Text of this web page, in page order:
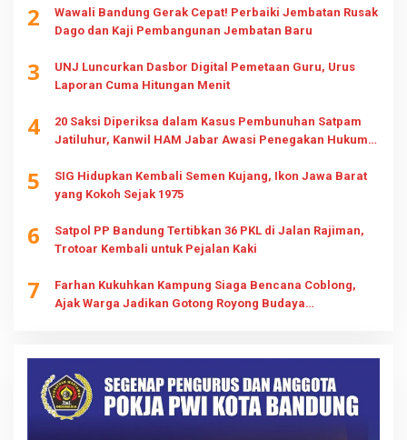
2
Wawali Bandung Gerak Cepat! Perbaiki Jembatan Rusak
Dago dan Kaji Pembangunan Jembatan Baru
3
UNJ Luncurkan Dasbor Digital Pemetaan Guru, Urus
Laporan Cuma Hitungan Menit
4
20 Saksi Diperiksa dalam Kasus Pembunuhan Satpam
Jatiluhur, Kanwil HAM Jabar Awasi Penegakan Hukum
5
SIG Hidupkan Kembali Semen Kujang, Ikon Jawa Barat
yang Kokoh Sejak 1975
6
Satpol PP Bandung Tertibkan 36 PKL di Jalan Rajiman,
Trotoar Kembali untuk Pejalan Kaki
7
Farhan Kukuhkan Kampung Siaga Bencana Coblong,
Ajak Warga Jadikan Gotong Royong Budaya